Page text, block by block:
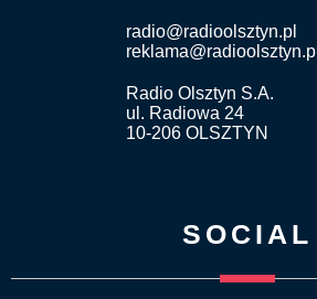
radio@radioolsztyn.pl
reklama@radioolsztyn.pl
Radio Olsztyn S.A.
ul. Radiowa 24
10-206 OLSZTYN
SOCIAL